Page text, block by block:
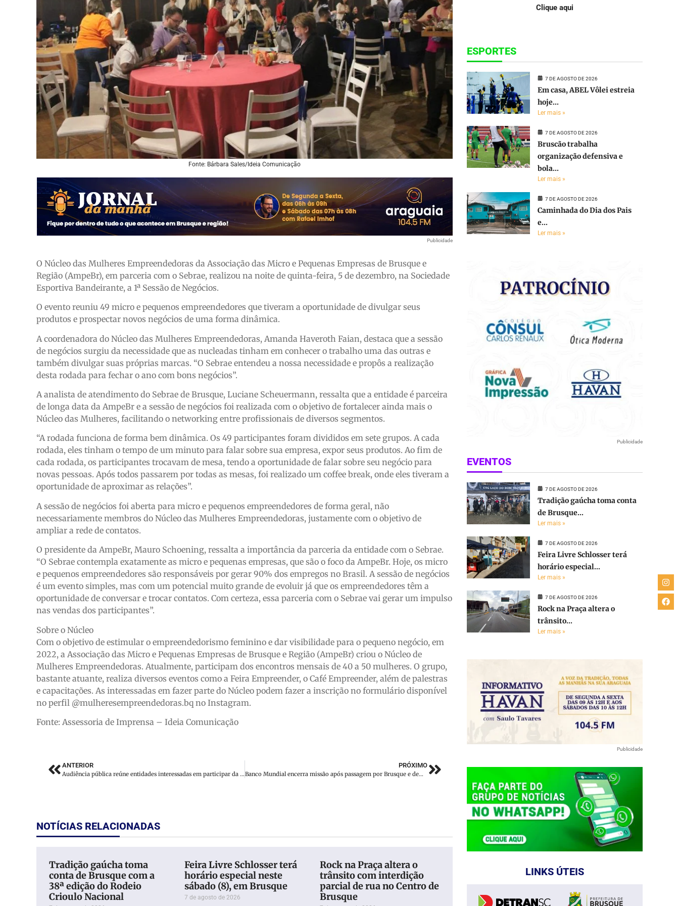
Fonte: Bárbara Sales/Ideia Comunicação
Publicidade
O Núcleo das Mulheres Empreendedoras da Associação das Micro e Pequenas Empresas de Brusque e
Região (AmpeBr), em parceria com o Sebrae, realizou na noite de quinta-feira, 5 de dezembro, na Sociedade
Esportiva Bandeirante, a 1ª Sessão de Negócios.
O evento reuniu 49 micro e pequenos empreendedores que tiveram a oportunidade de divulgar seus
produtos e prospectar novos negócios de uma forma dinâmica.
A coordenadora do Núcleo das Mulheres Empreendedoras, Amanda Haveroth Faian, destaca que a sessão
de negócios surgiu da necessidade que as nucleadas tinham em conhecer o trabalho uma das outras e
também divulgar suas próprias marcas. “O Sebrae entendeu a nossa necessidade e propôs a realização
desta rodada para fechar o ano com bons negócios”.
A analista de atendimento do Sebrae de Brusque, Luciane Scheuermann, ressalta que a entidade é parceira
de longa data da AmpeBr e a sessão de negócios foi realizada com o objetivo de fortalecer ainda mais o
Núcleo das Mulheres, facilitando o networking entre profissionais de diversos segmentos.
“A rodada funciona de forma bem dinâmica. Os 49 participantes foram divididos em sete grupos. A cada
rodada, eles tinham o tempo de um minuto para falar sobre sua empresa, expor seus produtos. Ao fim de
cada rodada, os participantes trocavam de mesa, tendo a oportunidade de falar sobre seu negócio para
novas pessoas. Após todos passarem por todas as mesas, foi realizado um coffee break, onde eles tiveram a
oportunidade de aproximar as relações”.
A sessão de negócios foi aberta para micro e pequenos empreendedores de forma geral, não
necessariamente membros do Núcleo das Mulheres Empreendedoras, justamente com o objetivo de
ampliar a rede de contatos.
O presidente da AmpeBr, Mauro Schoening, ressalta a importância da parceria da entidade com o Sebrae.
“O Sebrae contempla exatamente as micro e pequenas empresas, que são o foco da AmpeBr. Hoje, os micro
e pequenos empreendedores são responsáveis por gerar 90% dos empregos no Brasil. A sessão de negócios
é um evento simples, mas com um potencial muito grande de evoluir já que os empreendedores têm a
oportunidade de conversar e trocar contatos. Com certeza, essa parceria com o Sebrae vai gerar um impulso
nas vendas dos participantes”.
Sobre o Núcleo
Com o objetivo de estimular o empreendedorismo feminino e dar visibilidade para o pequeno negócio, em
2022, a Associação das Micro e Pequenas Empresas de Brusque e Região (AmpeBr) criou o Núcleo de
Mulheres Empreendedoras. Atualmente, participam dos encontros mensais de 40 a 50 mulheres. O grupo,
bastante atuante, realiza diversos eventos como a Feira Empreender, o Café Empreender, além de palestras
e capacitações. As interessadas em fazer parte do Núcleo podem fazer a inscrição no formulário disponível
no perfil @mulheresempreendedoras.bq no Instagram.
Fonte: Assessoria de Imprensa – Ideia Comunicação
ANTERIOR
Audiência pública reúne entidades interessadas em participar da 1ª Semana Farroupilha de Brusque
PRÓXIMO
Banco Mundial encerra missão após passagem por Brusque e demais municípios de SC
NOTÍCIAS RELACIONADAS
Tradição gaúcha toma
conta de Brusque com a
38ª edição do Rodeio
Crioulo Nacional
Feira Livre Schlosser terá
horário especial neste
sábado (8), em Brusque
7 de agosto de 2026
Rock na Praça altera o
trânsito com interdição
parcial de rua no Centro de
Brusque
Clique aqui
ESPORTES
7 DE AGOSTO DE 2026
Em casa, ABEL Vôlei estreia
hoje...
Ler mais »
7 DE AGOSTO DE 2026
Bruscão trabalha
organização defensiva e
bola...
Ler mais »
7 DE AGOSTO DE 2026
Caminhada do Dia dos Pais
e...
Ler mais »
Publicidade
EVENTOS
7 DE AGOSTO DE 2026
Tradição gaúcha toma conta
de Brusque...
Ler mais »
7 DE AGOSTO DE 2026
Feira Livre Schlosser terá
horário especial...
Ler mais »
7 DE AGOSTO DE 2026
Rock na Praça altera o
trânsito...
Ler mais »
Publicidade
LINKS ÚTEIS